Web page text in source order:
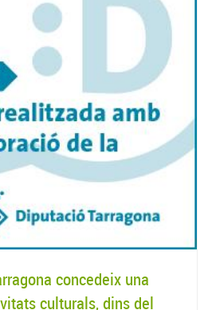
concedeix una
culturals, dins del